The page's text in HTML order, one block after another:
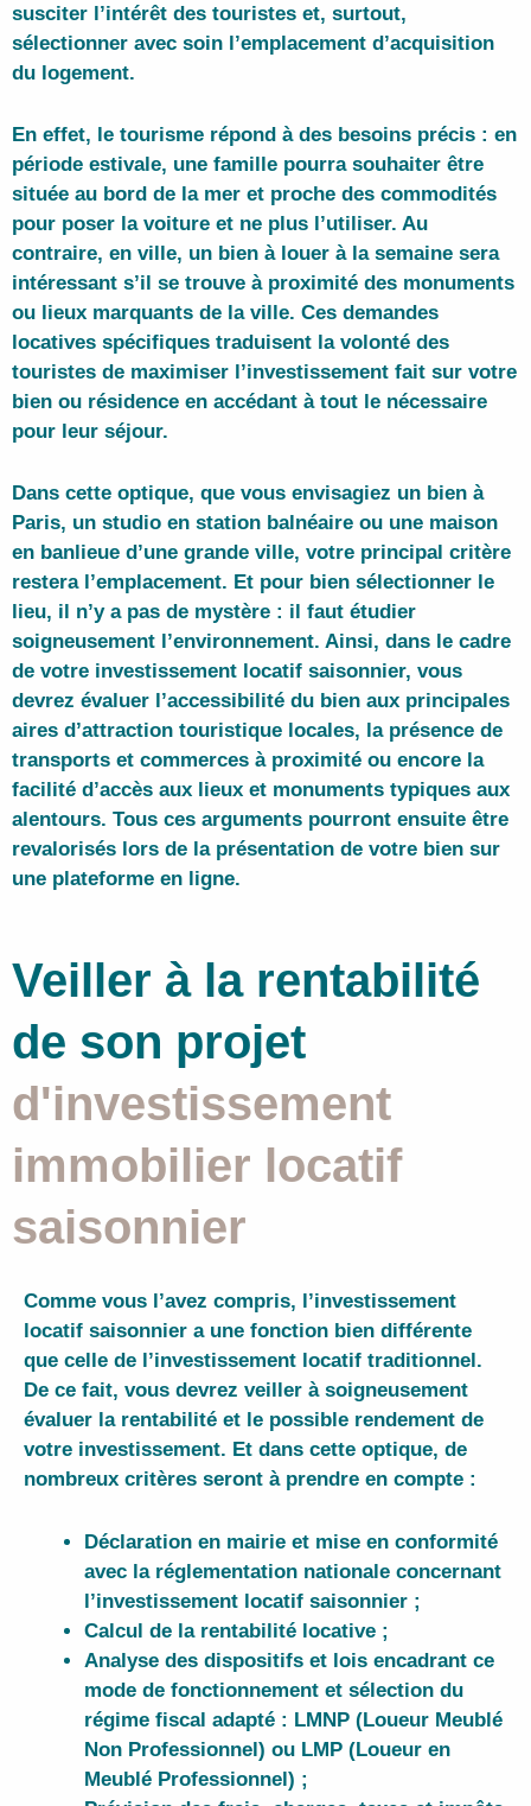
susciter l’intérêt des touristes et, surtout,
sélectionner avec soin l’emplacement d’acquisition
du logement.
En effet, le tourisme répond à des besoins précis : en
période estivale, une famille pourra souhaiter être
située au bord de la mer et proche des commodités
pour poser la voiture et ne plus l’utiliser. Au
contraire, en ville, un bien à louer à la semaine sera
intéressant s’il se trouve à proximité des monuments
ou lieux marquants de la ville. Ces demandes
locatives spécifiques traduisent la volonté des
touristes de maximiser l’investissement fait sur votre
bien ou résidence en accédant à tout le nécessaire
pour leur séjour.
Dans cette optique, que vous envisagiez un bien à
Paris, un studio en station balnéaire ou une maison
en banlieue d’une grande ville, votre principal critère
restera l’emplacement. Et pour bien sélectionner le
lieu, il n’y a pas de mystère : il faut étudier
soigneusement l’environnement. Ainsi, dans le cadre
de votre investissement locatif saisonnier, vous
devrez évaluer l’accessibilité du bien aux principales
aires d’attraction touristique locales, la présence de
transports et commerces à proximité ou encore la
facilité d’accès aux lieux et monuments typiques aux
alentours. Tous ces arguments pourront ensuite être
revalorisés lors de la présentation de votre bien sur
une plateforme en ligne.
Veiller à la rentabilité
de son projet
d'investissement
immobilier locatif
saisonnier
Comme vous l’avez compris,
l’investissement
locatif saisonnier a une fonction bien différente
que celle de l’investissement locatif traditionnel.
De ce fait, vous devrez veiller à soigneusement
évaluer la rentabilité et le possible rendement de
votre investissement. Et dans cette optique, de
nombreux critères seront à prendre en compte :
​Déclaration en mairie et mise en conformité
avec la réglementation nationale concernant
l’investissement locatif saisonnier ;
Calcul de la rentabilité locative ;
Analyse des dispositifs et lois encadrant ce
mode de fonctionnement et sélection du
régime fiscal adapté : LMNP (Loueur Meublé
Non Professionnel) ou LMP (Loueur en
Meublé Professionnel) ;